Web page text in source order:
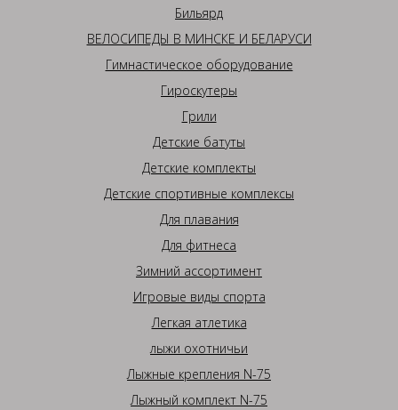
Бильярд
ВЕЛОСИПЕДЫ В МИНСКЕ И БЕЛАРУСИ
Гимнастическое оборудование
Гироскутеры
Грили
Детские батуты
Детские комплекты
Детские спортивные комплексы
Для плавания
Для фитнеса
Зимний ассортимент
Игровые виды спорта
Легкая атлетика
лыжи охотничьи
Лыжные крепления N-75
Лыжный комплект N-75